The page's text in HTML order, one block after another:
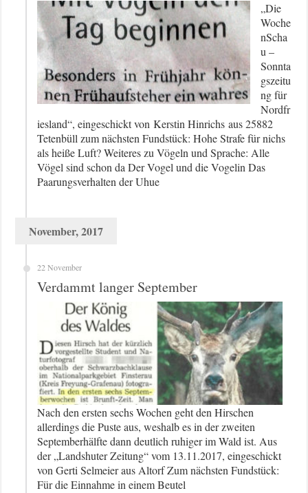
„Die
Woche
nScha
u –
Sonnta
gszeitu
ng für
Nordfr
iesland“, eingeschickt von Kerstin Hinrichs aus 25882
Tetenbüll zum nächsten Fundstück: Hohe Strafe für nichs
als heiße Luft? Weiteres zu Vögeln und Sprache: Alle
Vögel sind schon da Der Vogel und die Vogelin Das
Paarungsverhalten der Uhue
November, 2017
22 November
Verdammt langer September
Nach den ersten sechs Wochen geht den Hirschen
allerdings die Puste aus, weshalb es in der zweiten
Septemberhälfte dann deutlich ruhiger im Wald ist. Aus
der „Landshuter Zeitung“ vom 13.11.2017, eingeschickt
von Gerti Selmeier aus Altorf Zum nächsten Fundstück:
Für die Einnahme in einem Beutel